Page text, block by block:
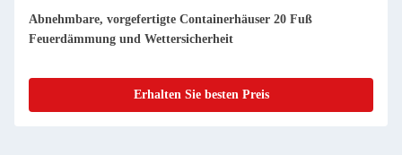
Kompakte, abnehmbare, vorgefertigte Containerhäuser, leicht
zu reinigen und staubdicht
Erhalten Sie besten Preis